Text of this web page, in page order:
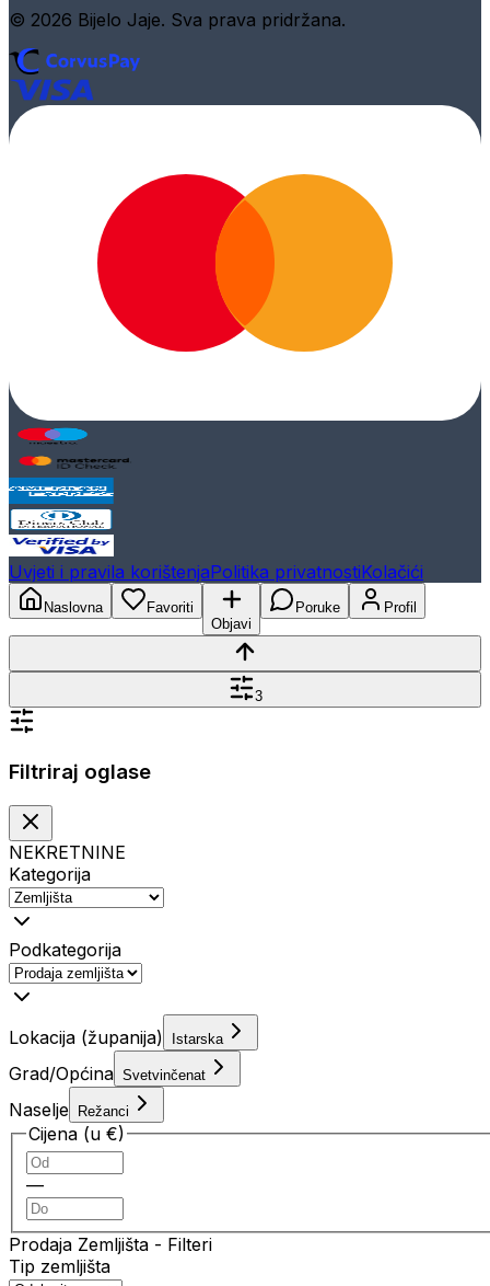
© 2026 Bijelo Jaje. Sva prava pridržana.
Uvjeti i pravila korištenjaPolitika privatnostiKolačići
Naslovna
Favoriti
Objavi
Poruke Profil
3
Filtriraj oglase
NEKRETNINE
Kategorija
Podkategorija
Lokacija (županija) Istarska
Grad/Općina Svetvinčenat
Naselje Režanci
Cijena (u €)
—
Prodaja Zemljišta - Filteri
Tip zemljišta